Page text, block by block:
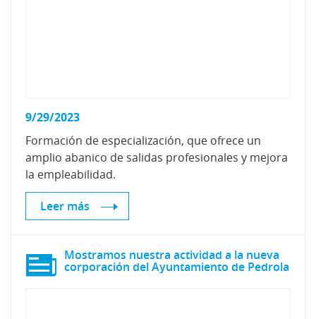
9/29/2023
Formación de especialización, que ofrece un
amplio abanico de salidas profesionales y mejora
la empleabilidad.
Leer más
Mostramos nuestra actividad a la nueva
corporación del Ayuntamiento de Pedrola